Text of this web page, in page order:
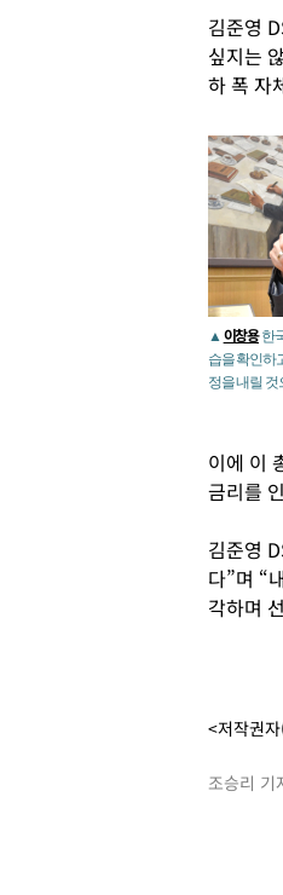
김준영
싶지는
하 폭 자
▲ 이창용한
습을 확인하
정을 내릴 것
이에 이
금리를
김준영
다”며 “
각하며
<저작권
조승리 기